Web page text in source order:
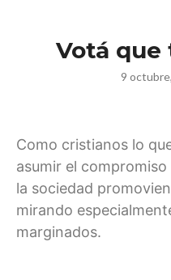
Votá que
9
Como cristianos lo
asumir el
la sociedad
mirando
marginados.